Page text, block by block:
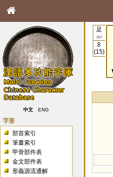
中文 ENG
字形
部首索引
筆畫索引
甲骨部件表
金文部件表
形義源流通解
足
157
8
(15)